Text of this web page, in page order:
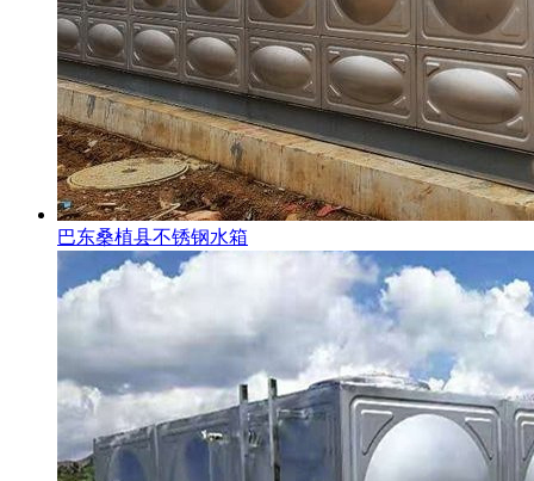
巴东桑植县不锈钢水箱